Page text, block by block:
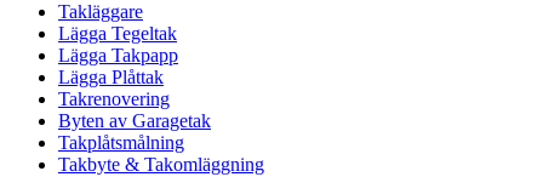
Takläggare
Lägga Tegeltak
Lägga Takpapp
Lägga Plåttak
Takrenovering
Byten av Garagetak
Takplåtsmålning
Takbyte & Takomläggning